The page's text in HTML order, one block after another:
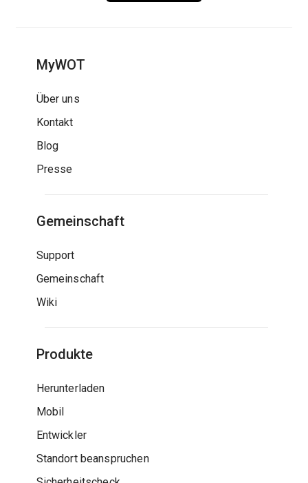
MyWOT
Über uns
Kontakt
Blog
Presse
Gemeinschaft
Support
Gemeinschaft
Wiki
Produkte
Herunterladen
Mobil
Entwickler
Standort beanspruchen